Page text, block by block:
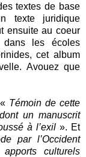
textes de base
texte juridique
ensuite au coeur
dans les écoles
cet album
Avouez que
Témoin de cette
un manuscrit
à l’exil ». Et
par l’Occident
culturels